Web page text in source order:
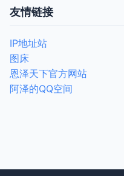
友情链接
IP地址站
图床
恩泽天下官方网站
阿泽的QQ空间